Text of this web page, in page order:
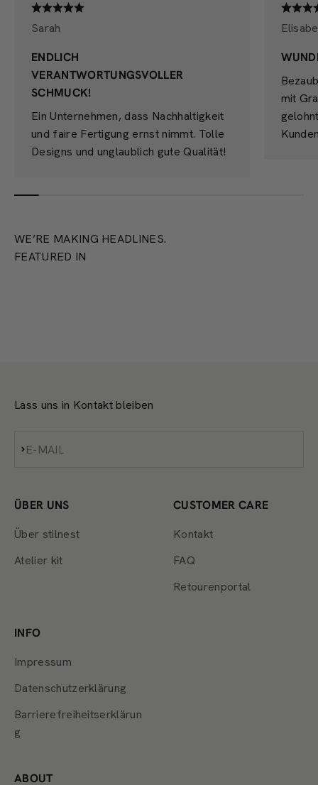
Sarah
ENDLICH
VERANTWORTUNGSVOLLER
SCHMUCK!
Ein Unternehmen, dass Nachhaltigkeit
und faire Fertigung ernst nimmt. Tolle
Designs und unglaublich gute Qualität!
mit
WE’RE MAKING HEADLINES.
FEATURED IN
Lass uns in Kontakt bleiben
E-MAIL
Abonnieren
ÜBER UNS
Über stilnest
Atelier kit
CUSTOMER CARE
Kontakt
FAQ
Retourenportal
INFO
Impressum
Datenschutzerklärung
Barrierefreiheitserklärun
g
ABOUT